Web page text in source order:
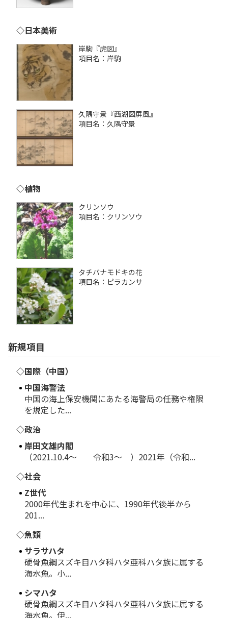
◇日本美術
岸駒『虎図』
項目名：岸駒
久隅守景『西湖図屏風』
項目名：久隅守景
◇植物
クリンソウ
項目名：クリンソウ
タチバナモドキの花
項目名：ピラカンサ
新規項目
◇国際（中国）
中国海警法
中国の海上保安機関にあたる海警局の任務や権限
を規定した...
◇政治
岸田文雄内閣
（2021.10.4～ 令和3～ ）2021年（令和...
◇社会
Z世代
2000年代生まれを中心に、1990年代後半から
201...
◇魚類
サラサハタ
硬骨魚綱スズキ目ハタ科ハタ亜科ハタ族に属する
海水魚。小...
シマハタ
硬骨魚綱スズキ目ハタ科ハタ亜科ハタ族に属する
海水魚。伊...